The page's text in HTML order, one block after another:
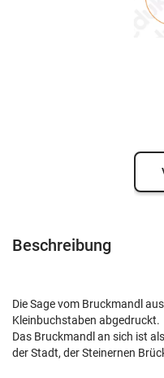
Beschreibung
Die Sage vom Bruckmandl
Kleinbuchstaben abgedruckt.
Das Bruckmandl an sich ist
der Stadt, der Steinernen